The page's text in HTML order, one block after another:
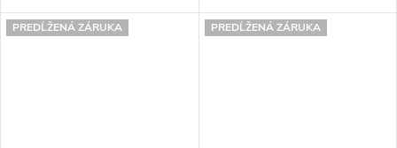
PREDĹŽENÁ ZÁRUKA PREDĹŽENÁ ZÁRUKA